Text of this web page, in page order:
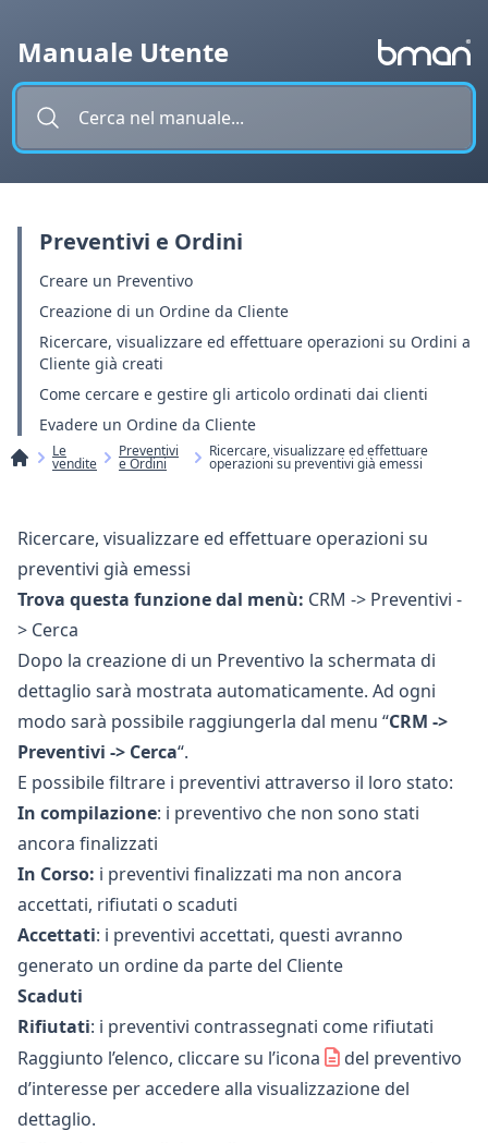
Manuale Utente
Preventivi e Ordini
Creare un Preventivo
Creazione di un Ordine da Cliente
Ricercare, visualizzare ed effettuare operazioni su Ordini a
Cliente già creati
Come cercare e gestire gli articolo ordinati dai clienti
Evadere un Ordine da Cliente
Le
vendite
Preventivi
e Ordini
Ricercare, visualizzare ed effettuare
operazioni su preventivi già emessi
Ricercare, visualizzare ed effettuare operazioni su
preventivi già emessi
Trova questa funzione dal menù: CRM -> Preventivi -
> Cerca
Dopo la creazione di un Preventivo la schermata di
dettaglio sarà mostrata automaticamente. Ad ogni
modo sarà possibile raggiungerla dal menu “CRM ->
Preventivi -> Cerca“.
E possibile filtrare i preventivi attraverso il loro stato:
In compilazione: i preventivo che non sono stati
ancora finalizzati
In Corso: i preventivi finalizzati ma non ancora
accettati, rifiutati o scaduti
Accettati: i preventivi accettati, questi avranno
generato un ordine da parte del Cliente
Scaduti
Rifiutati: i preventivi contrassegnati come rifiutati
Raggiunto l’elenco, cliccare su l’icona
del preventivo
d’interesse per accedere alla visualizzazione del
dettaglio.